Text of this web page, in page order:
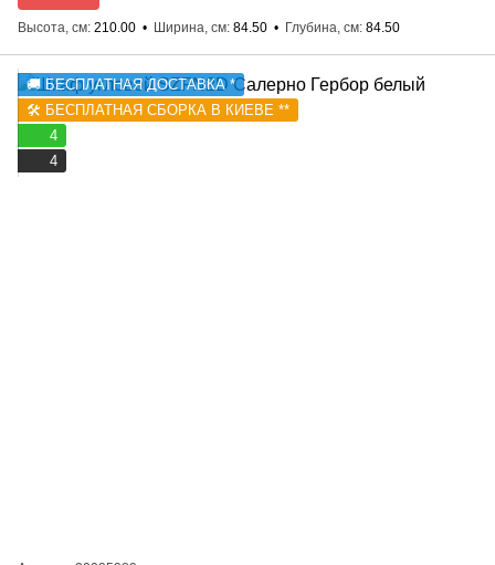
Высота, см 210.00 Ширина, см 84.50 Глубина, см 84.50
🚚 БЕСПЛАТНАЯ ДОСТАВКА *
🛠️ БЕСПЛАТНАЯ СБОРКА В КИЕВЕ **
4
4